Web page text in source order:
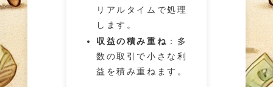
リアルタイムで処理
します。
収益の積み重ね ：多
数の取引で小さな利
益を積み重ねます。